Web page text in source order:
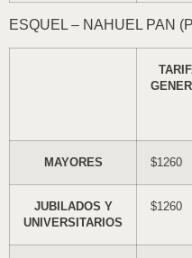
ESQUEL – NAHUEL PAN
MAYORES $1260
JUBILADOS Y
UNIVERSITARIOS
$1260